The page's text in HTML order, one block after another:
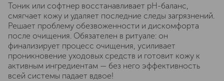
Тоник или софтнер восстанавливает pH-баланс,
смягчает кожу и удаляет последние следы загрязнений.
Решает проблему обезвоженности и дискомфорта
после очищения. Обязателен в ритуале: он
финализирует процесс очищения, усиливает
проникновение уходовых средств и готовит кожу к
активным ингредиентам — без него эффективность
всей системы падает вдвое!